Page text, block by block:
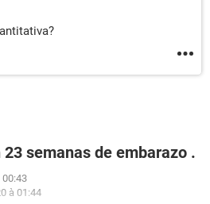
semanas de embarazo .
00:43
à 01:44